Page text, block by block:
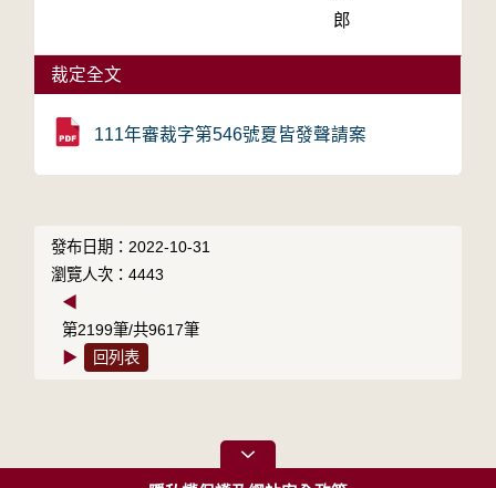
郎
裁定全文
111年審裁字第546號夏皆發聲請案
發布日期：2022-10-31
瀏覽人次：4443
◀
第2199筆/共9617筆
▶
回列表